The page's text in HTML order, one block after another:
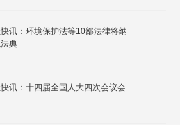
讯：环境保护法等10部法律将纳
典
讯：十四届全国人大四次会议会